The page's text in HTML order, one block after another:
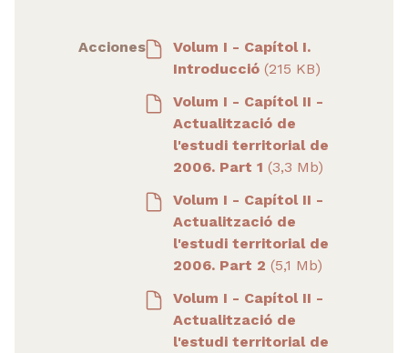
Acciones
Volum I - Capítol I.
Introducció (215 KB)
Volum I - Capítol II -
Actualització de
l'estudi territorial de
2006. Part 1 (3,3 Mb)
Volum I - Capítol II -
Actualització de
l'estudi territorial de
2006. Part 2 (5,1 Mb)
Volum I - Capítol II -
Actualització de
l'estudi territorial de